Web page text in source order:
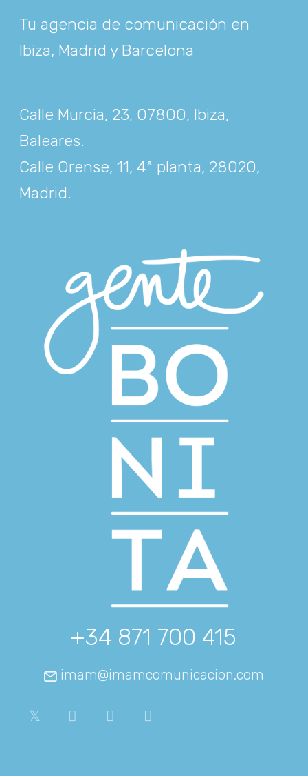
Tu agencia de comunicación en
Ibiza, Madrid y Barcelona
Calle Murcia, 23, 07800, Ibiza,
Baleares.
Calle Orense, 11, 4ª planta, 28020,
Madrid.
+34 871 700 415
imam@imamcomunicacion.com